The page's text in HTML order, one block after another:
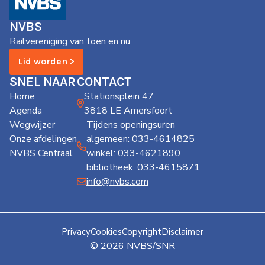
NVBS
Wegwijzer
Mijn
NVBS
NVBS
Railvereniging van toen en nu
Lid worden >
SNEL NAAR
Home
Agenda
Wegwijzer
Onze afdelingen
NVBS Centraal
CONTACT
Stationsplein 47
3818 LE Amersfoort
Tijdens openingsuren
algemeen: 033-4614825
winkel: 033-4621890
bibliotheek: 033-4615871
info@nvbs.com
© 2026 NVBS/SNR
PrivacyCookiesCopyrightDisclaimer